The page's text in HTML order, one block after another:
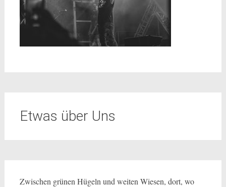
Etwas über Uns
Zwischen grünen Hügeln und weiten Wiesen, dort, wo